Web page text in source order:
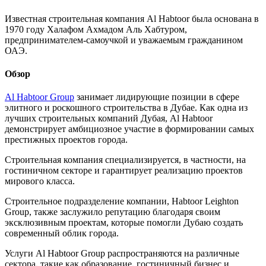
Известная строительная компания Al Habtoor была основана в
1970 году Халафом Ахмадом Аль Хабтуром,
предпринимателем-самоучкой и уважаемым гражданином
ОАЭ.
Обзор
Al Habtoor Group занимает лидирующие позиции в сфере
элитного и роскошного строительства в Дубае. Как одна из
лучших строительных компаний Дубая, Al Habtoor
демонстрирует амбициозное участие в формировании самых
престижных проектов города.
Строительная компания специализируется, в частности, на
гостиничном секторе и гарантирует реализацию проектов
мирового класса.
Строительное подразделение компании, Habtoor Leighton
Group, также заслужило репутацию благодаря своим
эксклюзивным проектам, которые помогли Дубаю создать
современный облик города.
Услуги Al Habtoor Group распространяются на различные